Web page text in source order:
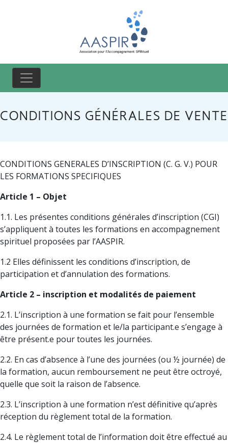
CONDITIONS GÉNÉRALES DE VENTE
CONDITIONS GENERALES D’INSCRIPTION (C. G. V.) POUR
LES FORMATIONS SPECIFIQUES
Article 1 – Objet
1.1. Les présentes conditions générales d’inscription (CGI)
s’appliquent à toutes les formations en accompagnement
spirituel proposées par l’AASPIR.
1.2 Elles définissent les conditions d’inscription, de
participation et d’annulation des formations.
Article 2 – inscription et modalités de paiement
2.1. L’inscription à une formation se fait pour l’ensemble
des journées de formation et le/la participant.e s’engage à
être présent.e pour toutes les journées.
2.2. En cas d’absence à l’une des journées (ou ½ journée) de
la formation, aucun remboursement ne peut être octroyé,
quelle que soit la raison de l’absence.
2.3. L’inscription à une formation n’est définitive qu’après
réception du règlement total de la formation.
2.4. Le règlement total de l’information doit être effectué au